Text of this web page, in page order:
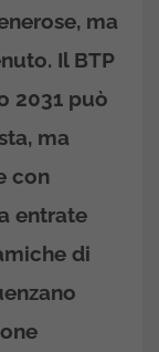
ma
Il BTP
2031 può
ma
con
entrate
di